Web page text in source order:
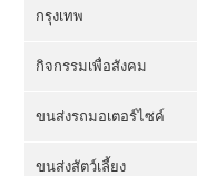
กรุงเทพ
กิจกรรมเพื่อสังคม
ขนส่งรถมอเตอร์ไซค์
ขนส่งสัตว์เลี้ยง